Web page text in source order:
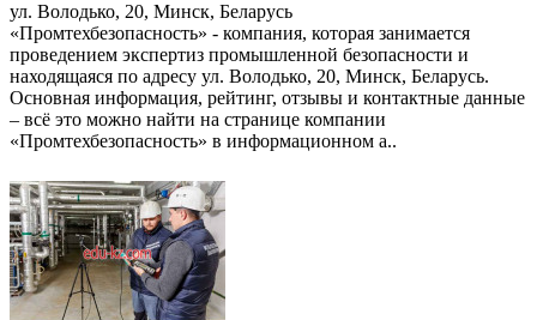
ул. Володько, 20, Минск, Беларусь
«Промтехбезопасность» - компания, которая занимается
проведением экспертиз промышленной безопасности и
находящаяся по адресу ул. Володько, 20, Минск, Беларусь.
Основная информация, рейтинг, отзывы и контактные данные
– всё это можно найти на странице компании
«Промтехбезопасность» в информационном а..